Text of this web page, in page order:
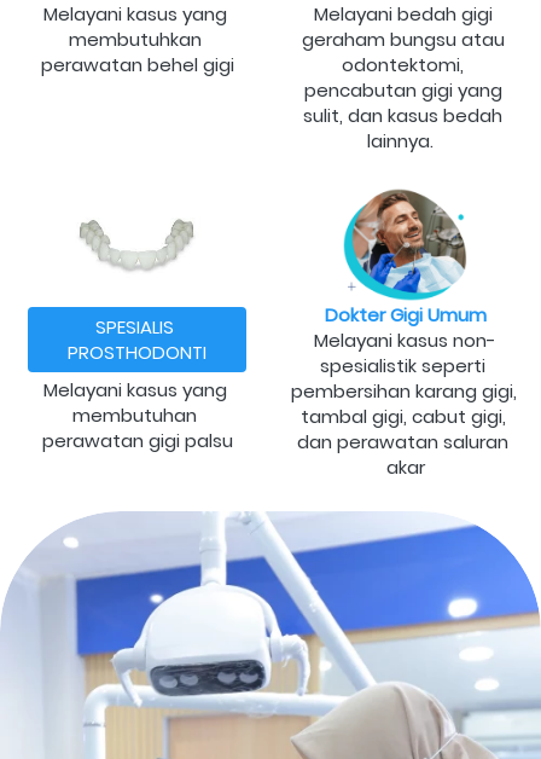
Melayani kasus yang
membutuhkan
perawatan behel gigi
Melayani bedah gigi
geraham bungsu atau
odontektomi,
pencabutan gigi yang
sulit, dan kasus bedah
lainnya.
SPESIALIS
PROSTHODONTI
Melayani kasus yang
membutuhan
perawatan gigi palsu
Dokter Gigi Umum
Melayani kasus non-
spesialistik seperti
pembersihan karang gigi,
tambal gigi, cabut gigi,
dan perawatan saluran
akar